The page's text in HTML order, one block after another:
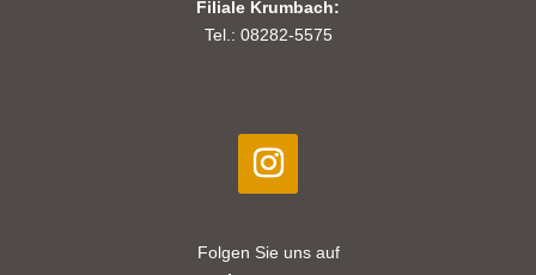
Filiale Krumbach:
Tel.: 08282-5575
Folgen Sie uns auf